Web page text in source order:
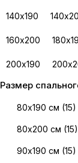
140х190
160х200
200х190
Размер
80х190 см (15)
80х200 см (15)
90х190 см (15)